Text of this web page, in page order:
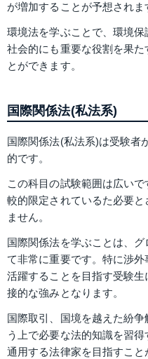
が増加することが予想されま
環境法を学ぶことで、環境保
社会的にも重要な役割を果
とができます。
国際関係法(私法系)
国際関係法(私法系)は受験者
的です。
この科目の試験範囲は広い
較的限定されているた必要
ません。
国際関係法を学ぶことは、
て非常に重要です。特に渉
活躍することを目指す受験
接的な強みとなります。
国際取引、国境を越えた紛
う上で必要な法的知識を習
通用する法律家を目指すこと